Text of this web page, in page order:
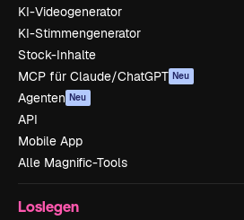
KI-Videogenerator
KI-Stimmengenerator
Stock-Inhalte
MCP für Claude/ChatGPT Neu
Agenten Neu
API
Mobile App
Alle Magnific-Tools
Loslegen